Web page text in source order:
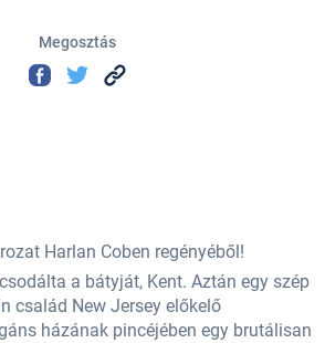
Megosztás
Harlan Coben regényéből!
a bátyját, Kent. Aztán egy szép
család New Jersey előkelő
házának pincéjében egy brutálisan